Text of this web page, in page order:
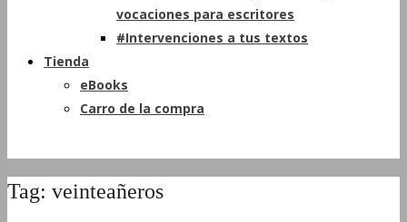
vocaciones para escritores
#Intervenciones a tus textos
Tienda
eBooks
Carro de la compra
Tag: veinteañeros